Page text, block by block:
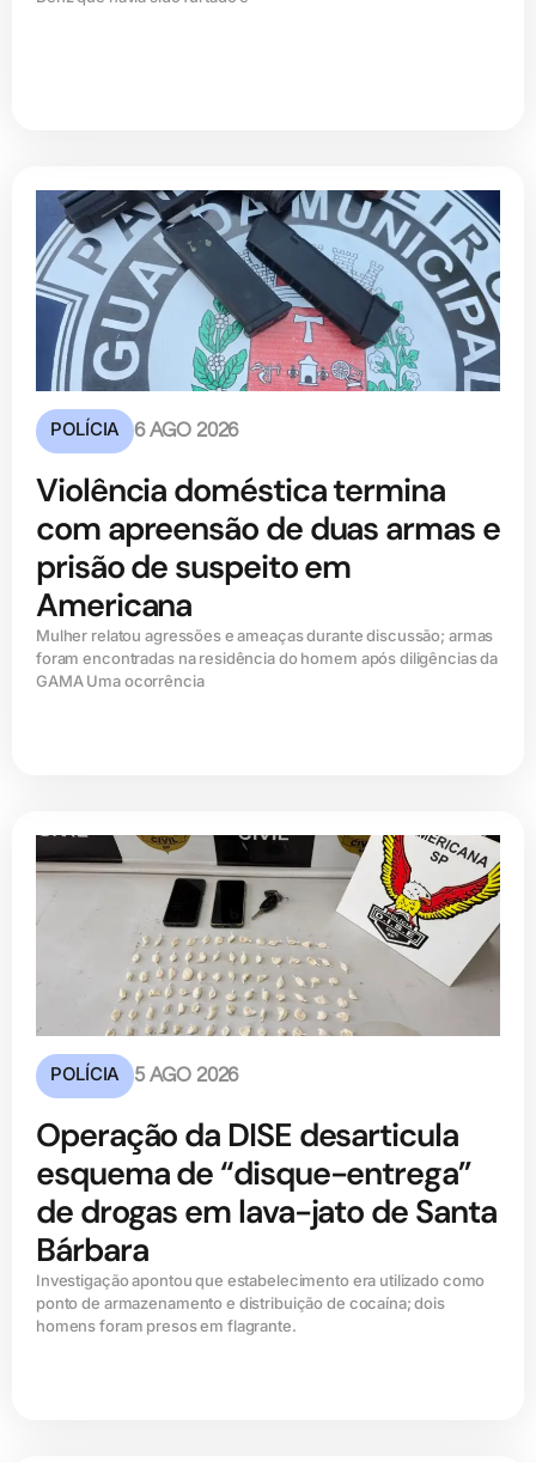
POLÍCIA 6 AGO 2026
Violência doméstica termina
com apreensão de duas armas e
prisão de suspeito em
Americana
Mulher relatou agressões e ameaças durante discussão; armas
foram encontradas na residência do homem após diligências da
GAMA Uma ocorrência
POLÍCIA 5 AGO 2026
Operação da DISE desarticula
esquema de “disque-entrega”
de drogas em lava-jato de Santa
Bárbara
Investigação apontou que estabelecimento era utilizado como
ponto de armazenamento e distribuição de cocaína; dois
homens foram presos em flagrante.